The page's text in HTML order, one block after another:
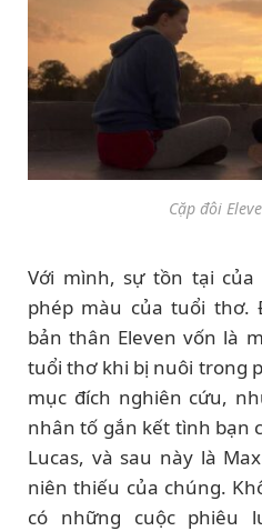
Cặp đôi
Với mình, sự tồn tại
phép màu của tuổi
bản thân Eleven vốn là
tuổi thơ khi bị nuôi trong
mục đích nghiên cứu,
nhân tố gắn kết tình bạn
Lucas, và sau này là
niên thiếu của chúng.
có những cuộc